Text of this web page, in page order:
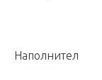
Наполнител